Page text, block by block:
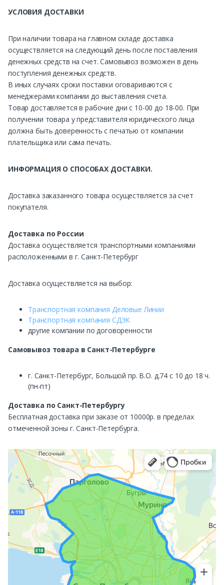
УСЛОВИЯ ДОСТАВКИ
При наличии товара на главном складе доставка
осуществляется на следующий день после поставления
денежных средств на счет. Самовывоз возможен в день
поступления денежных средств.
В иных случаях сроки поставки оговариваются с
менеджерами компании до выставления счета.
Товар доставляется в рабочие дни с 10-00 до 18-00. При
получении товара у представителя юридического лица
должна быть доверенность с печатью от компании
плательщика или сама печать.
ИНФОРМАЦИЯ О СПОСОБАХ ДОСТАВКИ.
Доставка заказанного товара осуществляется за счет
покупателя.
Доставка по России
Доставка осуществляется транспортными компаниями
расположенными в г. Санкт-Петербург
Доставка осуществляется на выбор:
Транспортная компания Деловые Линии
Транспортная компания СДЭК
другие компании по договоренности
Самовывоз товара в Санкт-Петербурге
г. Санкт-Петербург, Большой пр. В.О. д.74 с 10 до 18 ч.
(пн-пт)
Доставка по Санкт-Петербургу
Бесплатная доставка при заказе от 10000р. в пределах
отмеченной зоны г. Санкт-Петербурга.